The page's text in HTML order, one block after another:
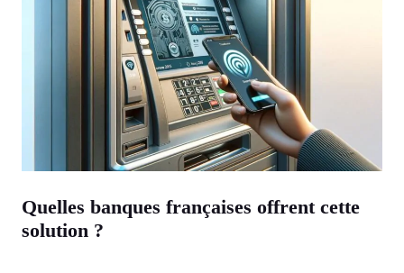
Quelles banques françaises offrent cette
solution ?